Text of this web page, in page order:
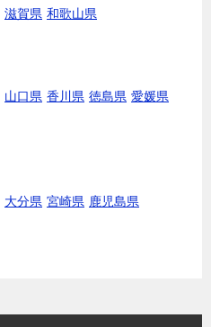
滋賀県 和歌山県
山口県 香川県 徳島県 愛媛県
大分県 宮崎県 鹿児島県